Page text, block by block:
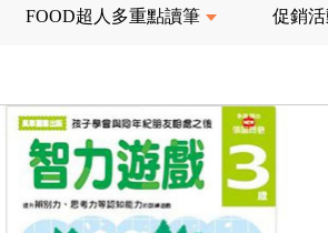
FOOD超人多重點讀筆 促銷